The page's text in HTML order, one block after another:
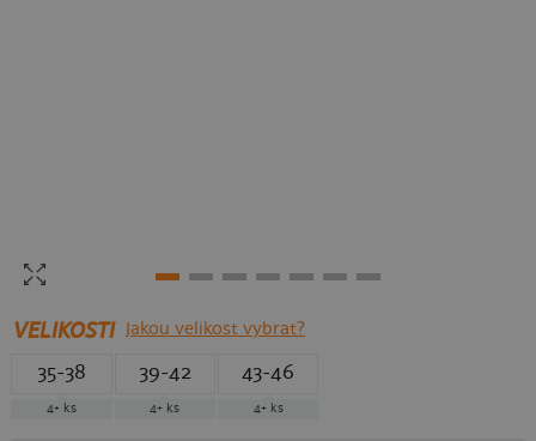
VELIKOSTI Jakou velikost vybrat?
35-38
4+ ks
39-42
4+ ks
43-46
4+ ks